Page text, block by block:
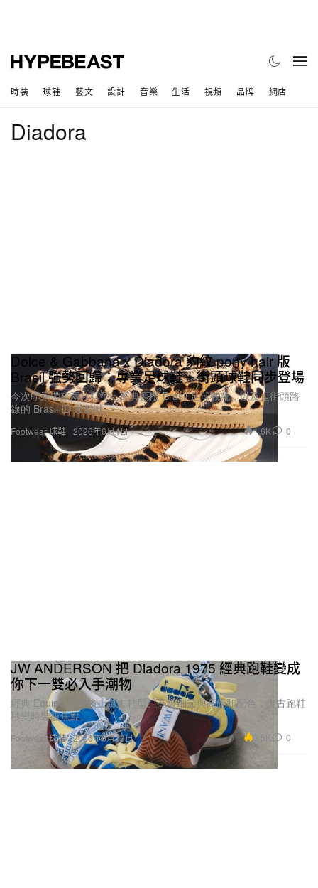
時裝 球鞋 藝文 設計 音樂 生活 視頻 品牌 網店
Diadora
Footwear 球鞋
Dolce & Gabbana x Diadora 豹紋 pony hair 版
Brasil 強勢回歸：專業足球鞋＋街頭球鞋同步登場
今次聯乘帶來兩款鞋型：經典原版 Brasil 足球戰靴，以及走街頭路
線的 Brasil ID 運動鞋。
2026年6月4日 1.6K 0
Footwear 球鞋
JW ANDERSON 把 Diadora 1975 經典跑鞋變成
你下一雙必入手潮物
經典 Equipe 鞋款換上纖細鞋型、高級細節與高飽和配色，復古跑鞋
秒變時裝級焦點。
2026年5月13日 3.5K 0